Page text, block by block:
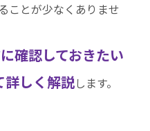
ことが少なくありませ
確認しておきたい
詳しく解説します。